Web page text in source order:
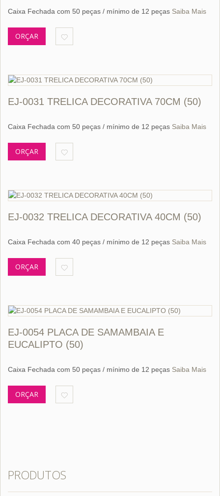
Caixa Fechada com 50 peças / mínimo de 12 peças Saiba Mais
ORÇAR
EJ-0031 TRELICA DECORATIVA 70CM (50)
Caixa Fechada com 50 peças / mínimo de 12 peças Saiba Mais
ORÇAR
EJ-0032 TRELICA DECORATIVA 40CM (50)
Caixa Fechada com 40 peças / mínimo de 12 peças Saiba Mais
ORÇAR
EJ-0054 PLACA DE SAMAMBAIA E
EUCALIPTO (50)
Caixa Fechada com 50 peças / mínimo de 12 peças Saiba Mais
ORÇAR
PRODUTOS